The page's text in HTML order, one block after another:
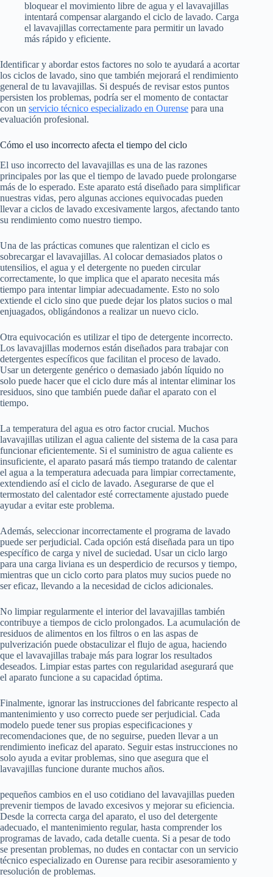
bloquear el movimiento libre de agua y el lavavajillas
intentará compensar alargando el ciclo de lavado. Carga
el lavavajillas correctamente para permitir un lavado
más rápido y eficiente.
Identificar y abordar estos factores no solo te ayudará a acortar
los ciclos de lavado, sino que también mejorará el rendimiento
general de tu lavavajillas. Si después de revisar estos puntos
persisten los problemas, podría ser el momento de contactar
con un servicio técnico especializado en Ourense para una
evaluación profesional.
Cómo el uso incorrecto afecta el tiempo del ciclo
El uso incorrecto del lavavajillas es una de las razones
principales por las que el tiempo de lavado puede prolongarse
más de lo esperado. Este aparato está diseñado para simplificar
nuestras vidas, pero algunas acciones equivocadas pueden
llevar a ciclos de lavado excesivamente largos, afectando tanto
su rendimiento como nuestro tiempo.
Una de las prácticas comunes que ralentizan el ciclo es
sobrecargar el lavavajillas. Al colocar demasiados platos o
utensilios, el agua y el detergente no pueden circular
correctamente, lo que implica que el aparato necesita más
tiempo para intentar limpiar adecuadamente. Esto no solo
extiende el ciclo sino que puede dejar los platos sucios o mal
enjuagados, obligándonos a realizar un nuevo ciclo.
Otra equivocación es utilizar el tipo de detergente incorrecto.
Los lavavajillas modernos están diseñados para trabajar con
detergentes específicos que facilitan el proceso de lavado.
Usar un detergente genérico o demasiado jabón líquido no
solo puede hacer que el ciclo dure más al intentar eliminar los
residuos, sino que también puede dañar el aparato con el
tiempo.
La temperatura del agua es otro factor crucial. Muchos
lavavajillas utilizan el agua caliente del sistema de la casa para
funcionar eficientemente. Si el suministro de agua caliente es
insuficiente, el aparato pasará más tiempo tratando de calentar
el agua a la temperatura adecuada para limpiar correctamente,
extendiendo así el ciclo de lavado. Asegurarse de que el
termostato del calentador esté correctamente ajustado puede
ayudar a evitar este problema.
Además, seleccionar incorrectamente el programa de lavado
puede ser perjudicial. Cada opción está diseñada para un tipo
específico de carga y nivel de suciedad. Usar un ciclo largo
para una carga liviana es un desperdicio de recursos y tiempo,
mientras que un ciclo corto para platos muy sucios puede no
ser eficaz, llevando a la necesidad de ciclos adicionales.
No limpiar regularmente el interior del lavavajillas también
contribuye a tiempos de ciclo prolongados. La acumulación de
residuos de alimentos en los filtros o en las aspas de
pulverización puede obstaculizar el flujo de agua, haciendo
que el lavavajillas trabaje más para lograr los resultados
deseados. Limpiar estas partes con regularidad asegurará que
el aparato funcione a su capacidad óptima.
Finalmente, ignorar las instrucciones del fabricante respecto al
mantenimiento y uso correcto puede ser perjudicial. Cada
modelo puede tener sus propias especificaciones y
recomendaciones que, de no seguirse, pueden llevar a un
rendimiento ineficaz del aparato. Seguir estas instrucciones no
solo ayuda a evitar problemas, sino que asegura que el
lavavajillas funcione durante muchos años.
pequeños cambios en el uso cotidiano del lavavajillas pueden
prevenir tiempos de lavado excesivos y mejorar su eficiencia.
Desde la correcta carga del aparato, el uso del detergente
adecuado, el mantenimiento regular, hasta comprender los
programas de lavado, cada detalle cuenta. Si a pesar de todo
se presentan problemas, no dudes en contactar con un servicio
técnico especializado en Ourense para recibir asesoramiento y
resolución de problemas.